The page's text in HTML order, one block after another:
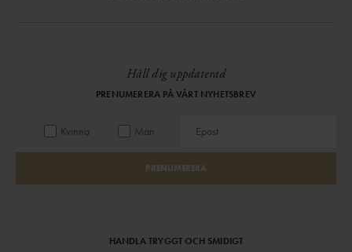
Håll dig uppdaterad
PRENUMERERA PÅ VÅRT NYHETSBREV
Kvinna Man
PRENUMERERA
HANDLA TRYGGT OCH SMIDIGT